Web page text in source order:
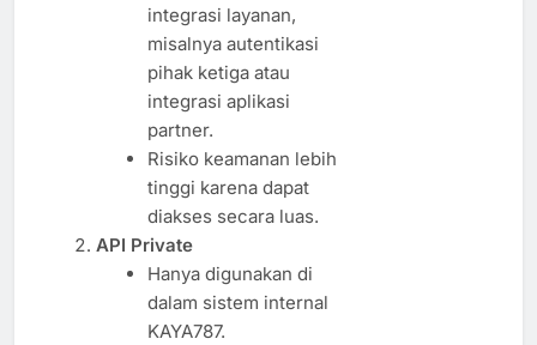
integrasi layanan,
misalnya autentikasi
pihak ketiga atau
integrasi aplikasi
partner.
Risiko keamanan lebih
tinggi karena dapat
diakses secara luas.
API Private
Hanya digunakan di
dalam sistem internal
KAYA787.